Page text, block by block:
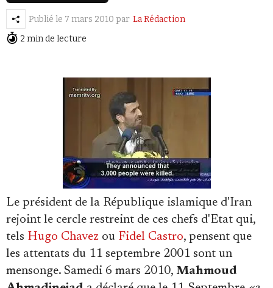
Newsletter
Publié le 7 mars 2010 par La Rédaction
2 min de lecture
Le président de la République islamique d'Iran
rejoint le cercle restreint de ces chefs d'Etat qui,
tels Hugo Chavez ou Fidel Castro, pensent que
les attentats du 11 septembre 2001 sont un
mensonge. Samedi 6 mars 2010, Mahmoud